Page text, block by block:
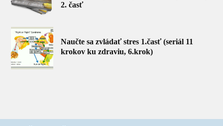
2. časť
Naučte sa zvládať stres 1.časť (seriál 11
krokov ku zdraviu, 6.krok)